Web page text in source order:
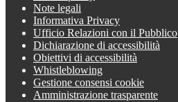
Note legali
Informativa Privacy
Ufficio Relazioni con il Pubblico
Dichiarazione di accessibilità
Obiettivi di accessibilità
Whistleblowing
Gestione consensi cookie
Amministrazione trasparente